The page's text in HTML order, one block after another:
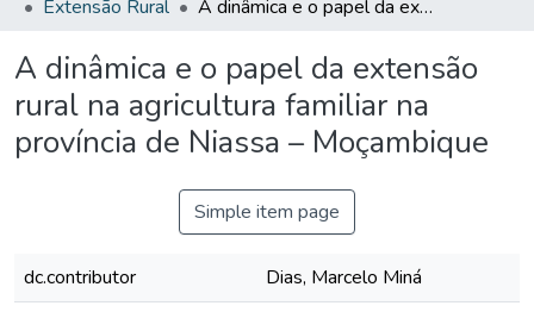
Extensão Rural
A dinâmica e o papel da extensão rural na agricultura familiar na província de Niassa – Moçambique
A dinâmica e o papel da extensão
rural na agricultura familiar na
província de Niassa – Moçambique
Simple item page
dc.contributor
Dias, Marcelo Miná